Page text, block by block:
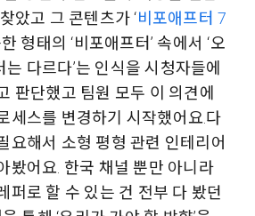
았고 그 콘텐츠가 ‘비포애프터 7
형태의 ‘비포애프터’ 속에서 ‘오
다르다’는 인식을 시청자들에
판단했고 팀원 모두 이 의견에
세스를 변경하기 시작했어요.다
요해서 소형 평형 관련 인테리어
봤어요. 한국 채널 뿐만 아니라
퍼로 할 수 있는 건 전부 다 봤던